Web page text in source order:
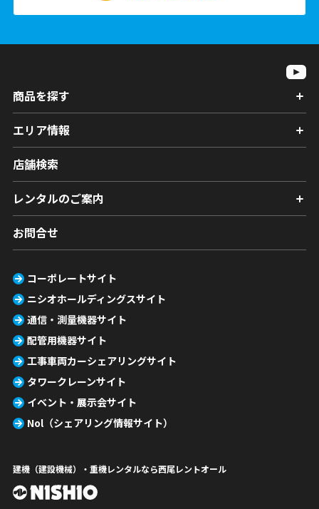
商品を探す
エリア情報
店舗検索
レンタルのご案内
お問合せ
コーポレートサイト
ニシオホールディングスサイト
通信・測量機器サイト
配管用機器サイト
工事車両カーシェアリングサイト
タワークレーンサイト
イベント・展示会サイト
Nol（シェアリング情報サイト）
建機（建設機械）・重機レンタルなら西尾レントオール